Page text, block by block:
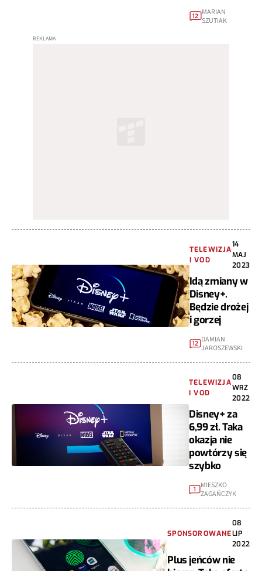
12 MARIAN
SZUTIAK
TELEWIZJA
I VOD
14
MAJ
2023
Idą zmiany w
Disney+.
Będzie drożej
i gorzej
12 DAMIAN
JAROSZEWSKI
TELEWIZJA
I VOD
08
WRZ
2022
Disney+ za
6,99 zł. Taka
okazja nie
powtórzy się
szybko
1
MIESZKO
ZAGAŃCZYK
SPONSOROWANE
08
LIP
2022
Plus jeńców nie